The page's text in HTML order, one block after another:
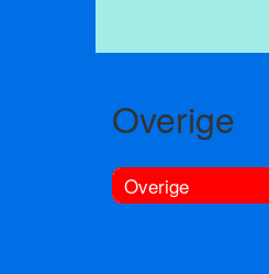
Overige
Overige